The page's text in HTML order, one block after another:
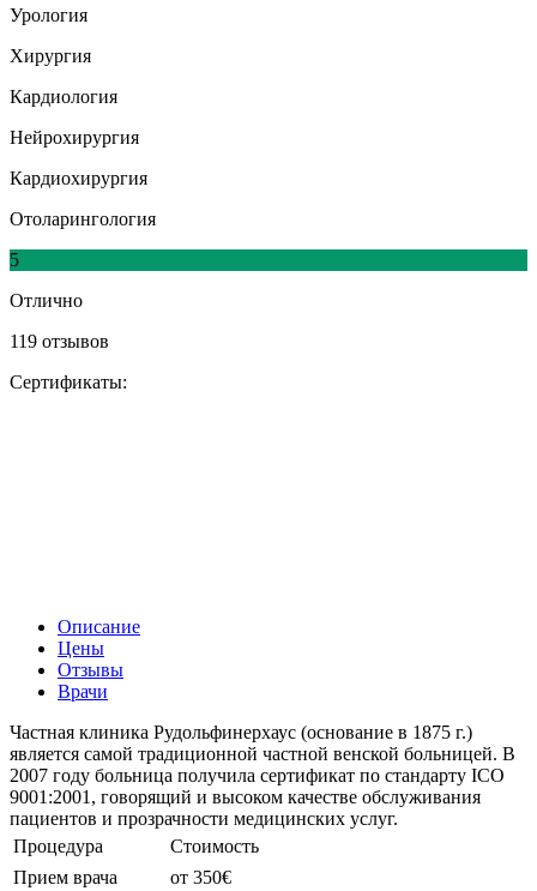
Урология
Хирургия
Кардиология
Нейрохирургия
Кардиохирургия
Отоларингология
5
Отлично
119 отзывов
Сертификаты:
Описание
Цены
Отзывы
Врачи
Частная клиника Рудольфинерхаус (основание в 1875 г.)
является самой традиционной частной венской больницей. В
2007 году больница получила сертификат по стандарту ICO
9001:2001, говорящий и высоком качестве обслуживания
пациентов и прозрачности медицинских услуг.
Процедура
Стоимость
Прием врача
от 350€